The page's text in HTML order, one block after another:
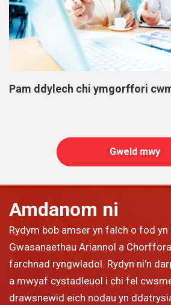
Pam ddylech chi ymgorffori
Gweld mwy
Amdanom ni
Rydym bob amser yn falch o fod
Gwasanaethau Ariannol a
farchnad ryngwladol. Rydyn ni'n
a mwyaf cystadleuol i chi fel
drawsnewid eich nodau yn